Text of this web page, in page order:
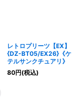
レトロプリーツ【EX】
{DZ-BT05/EX26}《ケ
テルサンクチュアリ》
80円(税込)